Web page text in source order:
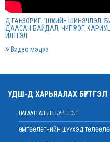
хуралдаан болов
2022 оны 03
Шүүхийн захиргааны ажилтнуудын дунд
Дээд шүүхийн нийт шүүгчийн хуралдаан
боллоо
2022 оны 02
Д.ГАНЗОРИГ: “ШҮҮХИЙН ШИНЭЧЛЭЛ:
ДААСАН БАЙДАЛ, ЧИГ ҮҮРЭГ,
ИЛТГЭЛ
Видео мэдээ
УДШ-Д ХАРЬЯАЛАХ БҮРТГЭЛ
ЦАГААТГАЛЫН БҮРТГЭЛ
ӨМГӨӨЛӨГЧИЙН ШҮҮХЭД